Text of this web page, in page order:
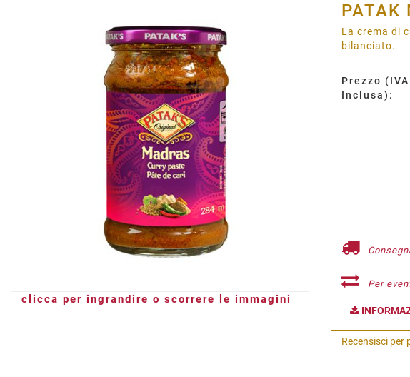
clicca per ingrandire o scorrere le immagini
PATAK
La crema di
bilanciato.
Prezzo (IVA
Inclusa):
Per
Recensisci per